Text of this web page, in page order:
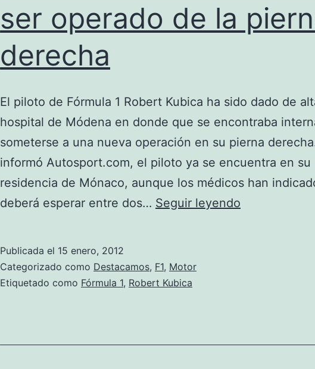
ser operado de la
derecha
El piloto de Fórmula 1 Robert Kubica ha sido dado de
hospital de Módena en donde que se encontraba
someterse a una nueva operación en su pierna
informó Autosport.com, el piloto ya se encuentra en su
residencia de Mónaco, aunque los médicos han
deberá esperar entre dos… Seguir leyendo
de
Publicada el 15 enero, 2012
Categorizado como Destacamos, F1, Motor
Etiquetado como Fórmula 1, Robert Kubica